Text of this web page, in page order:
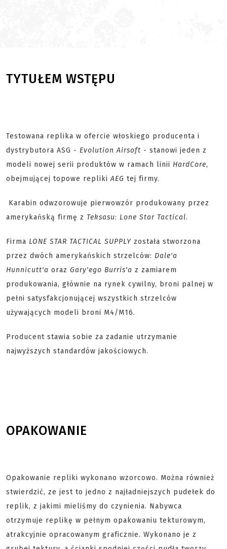
TYTUŁEM WSTĘPU
Testowana replika w ofercie włoskiego producenta i
dystrybutora ASG - Evolution Airsoft - stanowi jeden z
modeli nowej serii produktów w ramach linii HardCore,
obejmującej topowe replikiAEG tej firmy.
Karabin odwzorowuje pierwowzór produkowany przez
amerykańską firmę z Teksasu: Lone Star Tactical.
Firma LONE STAR TACTICAL SUPPLY została stworzona
przez dwóch amerykańskich strzelców: Dale'a
Hunnicutt'a oraz Gary'ego Burris'a z zamiarem
produkowania, głównie na rynek cywilny, broni palnej w
pełni satysfakcjonującej wszystkich strzelców
używających modeli broni M4/M16.
Producent stawia sobie za zadanie utrzymanie
najwyższych standardów jakościowych.
OPAKOWANIE
Opakowanie repliki wykonano wzorcowo. Można również
stwierdzić, ze jest to jedno z najładniejszych pudełek do
replik, z jakimi mieliśmy do czynienia. Nabywca
otrzymuje replikę w pełnym opakowaniu tekturowym,
atrakcyjnie opracowanym graficznie. Wykonano je z